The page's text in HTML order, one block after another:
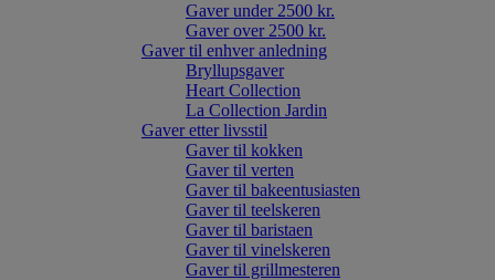
Gaver under 2500 kr.
Gaver over 2500 kr.
Gaver til enhver anledning
Bryllupsgaver
Heart Collection
La Collection Jardin
Gaver etter livsstil
Gaver til kokken
Gaver til verten
Gaver til bakeentusiasten
Gaver til teelskeren
Gaver til baristaen
Gaver til vinelskeren
Gaver til grillmesteren